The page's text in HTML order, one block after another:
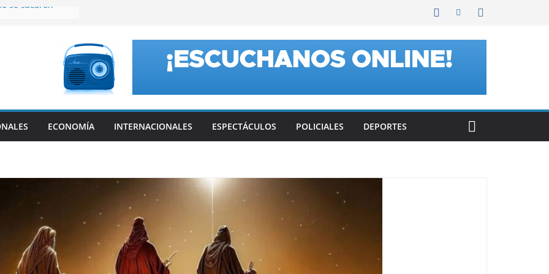
se sacaron
el Inter
Cup con un
el silencio
con
ECONOMÍA INTERNACIONALES ESPECTÁCULOS POLICIALES DEPORTES